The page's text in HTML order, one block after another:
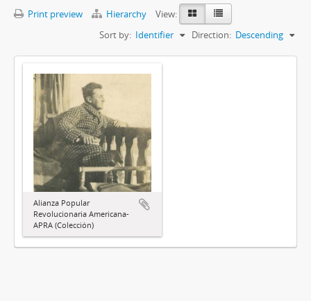
Print preview Hierarchy
View:
Sort by: Identifier Direction: Descending
Alianza Popular
Revolucionaria Americana-
APRA (Colección)